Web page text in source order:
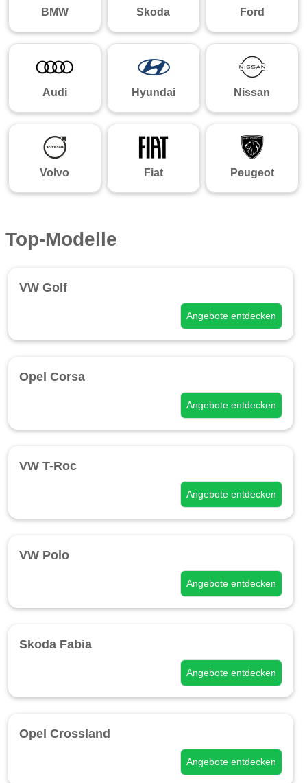
BMW Skoda Ford
Audi Hyundai Nissan
Volvo Fiat Peugeot
Top-Modelle
VW Golf
Angebote entdecken
Opel Corsa
Angebote entdecken
VW T-Roc
Angebote entdecken
VW Polo
Angebote entdecken
Skoda Fabia
Angebote entdecken
Opel Crossland
Angebote entdecken